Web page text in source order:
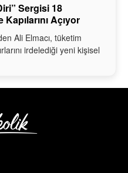
Sergisi 18
Açıyor
Ali Elmacı, tüketim
irdelediği yeni kişisel